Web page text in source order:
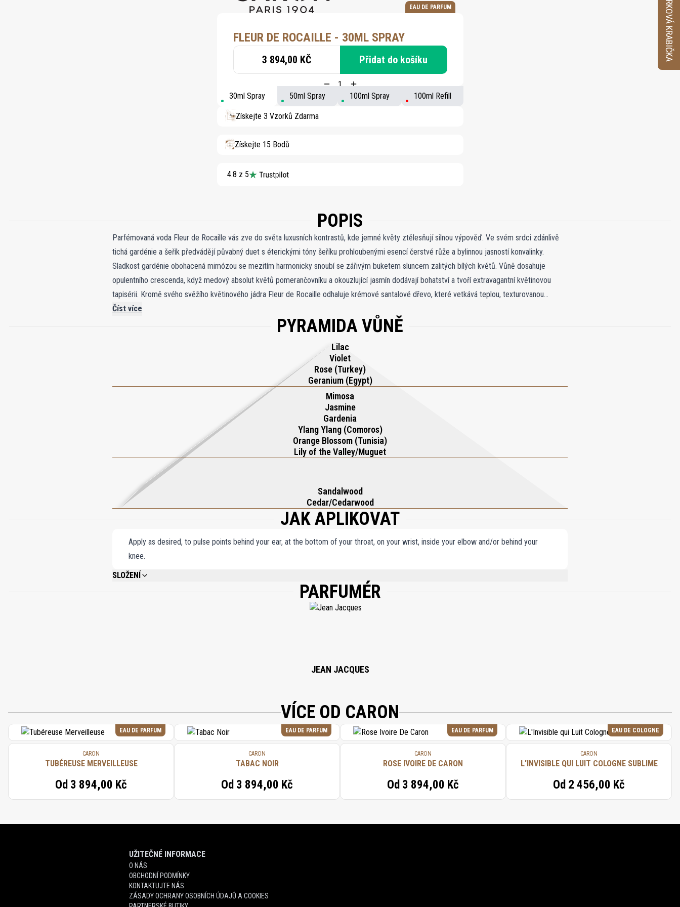
EAU DE PARFUM
FLEUR DE ROCAILLE - 30ML SPRAY
3 894,00 KČ Přidat do košíku
30ml Spray 50ml Spray 100ml Spray 100ml Refill
Získejte 3 Vzorků Zdarma
Získejte 15 Bodů
4.8 z 5
POPIS
Parfémovaná voda Fleur de Rocaille vás zve do světa luxusních kontrastů, kde jemné květy ztělesňují silnou výpověď. Ve svém srdci zdánlivě
tichá gardénie a šeřík předvádějí půvabný duet s éterickými tóny šeříku prohloubenými esencí čerstvé růže a bylinnou jasností konvalinky.
Sladkost gardénie obohacená mimózou se mezitím harmonicky snoubí se zářivým buketem sluncem zalitých bílých květů. Vůně dosahuje
opulentního crescenda, když medový absolut květů pomerančovníku a okouzlující jasmín dodávají bohatství a tvoří extravagantní květinovou
tapisérii. Kromě svého svěžího květinového jádra Fleur de Rocaille odhaluje krémové santalové dřevo, které vetkává teplou, texturovanou
hloubku, která se vyvíjí od jemné k intenzivní. Tato bohatá vůně přesahuje pouhou vůni a zachycuje ducha asertivní elegance – odvážné vyjádření
nezávislosti a sofistikovanosti prostřednictvím své složité, vícevrstvé kompozice.
Číst více
PYRAMIDA VŮNĚ
Lilac
Violet
Rose (Turkey)
Geranium (Egypt)
Mimosa
Jasmine
Gardenia
Ylang Ylang (Comoros)
Orange Blossom (Tunisia)
Lily of the Valley/Muguet
Sandalwood
Cedar/Cedarwood
JAK APLIKOVAT
Apply as desired, to pulse points behind your ear, at the bottom of your throat, on your wrist, inside your elbow and/or behind your
knee.
SLOŽENÍ
ALCOHOL DENAT., FRAGRANCE/PARFUM, WATER/AQUA, BENZYL SALICYLATE, ETHYLHEXYL METHOXYCINNAMATE, ETHYLHEXYL SALICYLATE, BUTYL
METHOXYDIBENZOYLMETHANE, ALPHA-ISOMETHYL IONONE, CITRONELLOL, BENZYL ALCOHOL, HEXYL CINNAMAL, HYDROXYCITRONELLAL, LINALOOL, GERANIOL,
PARFUMÉR
JEAN JACQUES
VÍCE OD CARON
EAU DE PARFUM
CARON
TUBÉREUSE MERVEILLEUSE
Od 3 894,00 Kč
EAU DE PARFUM
CARON
TABAC NOIR
Od 3 894,00 Kč
EAU DE PARFUM
CARON
ROSE IVOIRE DE CARON
Od 3 894,00 Kč
EAU DE COLOGNE
CARON
L'INVISIBLE QUI LUIT COLOGNE SUBLIME
Od 2 456,00 Kč
UŽITEČNÉ INFORMACE
O NÁS
OBCHODNÍ PODMÍNKY
KONTAKTUJTE NÁS
ZÁSADY OCHRANY OSOBNÍCH ÚDAJŮ A COOKIES
VZORKOVÁ KRABIČKA